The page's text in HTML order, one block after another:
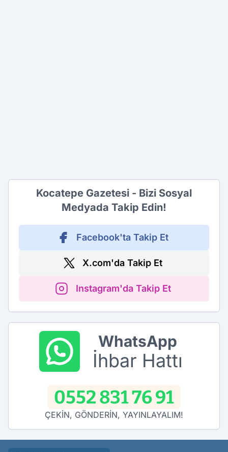
Kocatepe Gazetesi - Bizi Sosyal
Medyada Takip Edin!
Facebook'ta Takip Et
X.com'da Takip Et
Instagram'da Takip Et
WhatsApp
İhbar Hattı
0552 831 76 91
ÇEKİN, GÖNDERİN, YAYINLAYALIM!